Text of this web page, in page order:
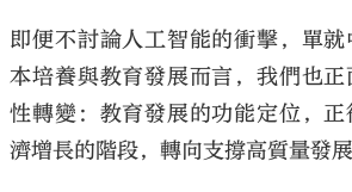
即便不討論人工智能的衝擊，單
本培養與教育發展而言，我們也
性轉變：教育發展的功能定位，
濟增長的階段，轉向支撐高質量發展